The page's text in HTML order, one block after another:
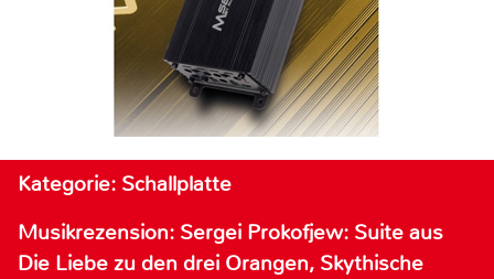
Kategorie: Schallplatte
Musikrezension: Sergei Prokofjew: Suite aus
Die Liebe zu den drei Orangen, Skythische